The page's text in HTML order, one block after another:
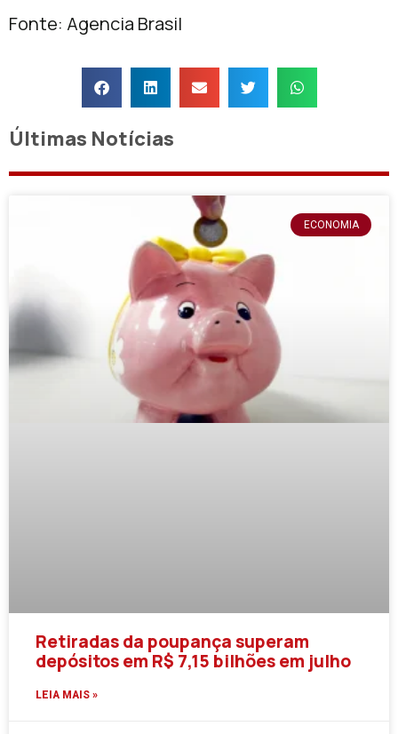
Fonte: Agencia Brasil
Últimas Notícias
ECONOMIA
Retiradas da poupança superam
depósitos em R$ 7,15 bilhões em julho
LEIA MAIS »